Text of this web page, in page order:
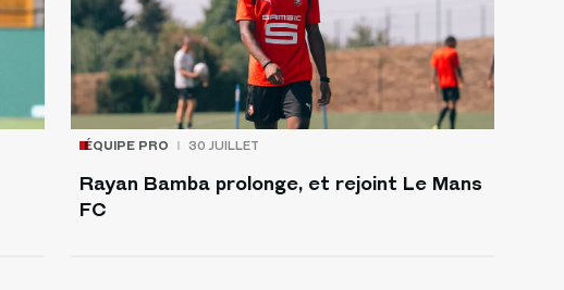
ÉQUIPE PRO 30 JUILLET
Rayan Bamba prolonge, et rejoint Le Mans
FC